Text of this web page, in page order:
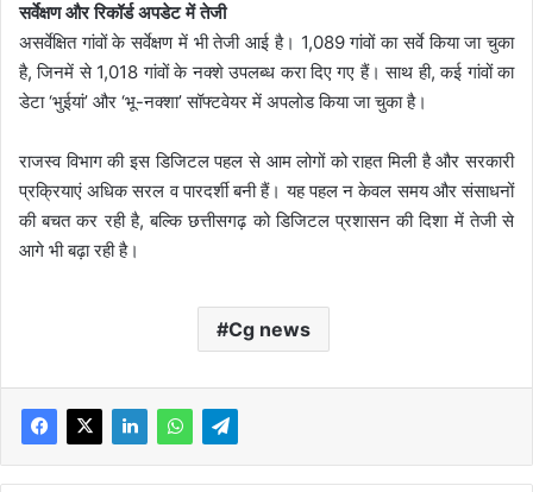
सर्वेक्षण और रिकॉर्ड अपडेट में तेजी
असर्वेक्षित गांवों के सर्वेक्षण में भी तेजी आई है। 1,089 गांवों का सर्वे किया जा चुका
है, जिनमें से 1,018 गांवों के नक्शे उपलब्ध करा दिए गए हैं। साथ ही, कई गांवों का
डेटा ‘भुईयां’ और ‘भू-नक्शा’ सॉफ्टवेयर में अपलोड किया जा चुका है।
राजस्व विभाग की इस डिजिटल पहल से आम लोगों को राहत मिली है और सरकारी
प्रक्रियाएं अधिक सरल व पारदर्शी बनी हैं। यह पहल न केवल समय और संसाधनों
की बचत कर रही है, बल्कि छत्तीसगढ़ को डिजिटल प्रशासन की दिशा में तेजी से
आगे भी बढ़ा रही है।
Cg news